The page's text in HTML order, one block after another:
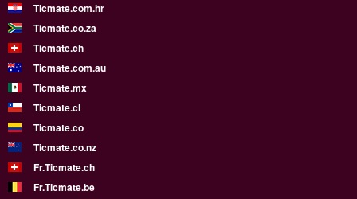
Ticmate.com.hr
Ticmate.co.za
Ticmate.ch
Ticmate.com.au
Ticmate.mx
Ticmate.cl
Ticmate.co
Ticmate.co.nz
Fr.Ticmate.ch
Fr.Ticmate.be